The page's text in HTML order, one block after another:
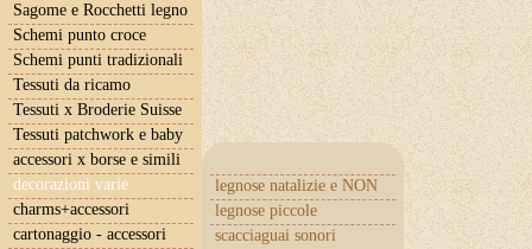
Sagome e Rocchetti legno
Schemi punto croce
Schemi punti tradizionali
Tessuti da ricamo
Tessuti x Broderie Suisse
Tessuti patchwork e baby
accessori x borse e simili
decorazioni varie
legnose natalizie e NON
legnose piccole
scacciaguai sonori
charms+accessori
cartonaggio - accessori